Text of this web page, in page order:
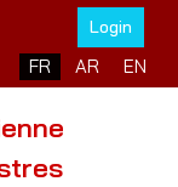
Login
Sélectionnez votre
FR AR EN